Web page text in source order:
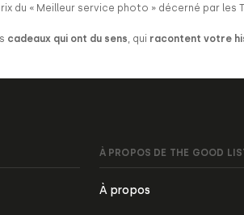
du « Meilleur service photo » décerné par les
cadeaux qui ont du sens, qui racontent votre
À PROPOS DE THE GOOD
À propos